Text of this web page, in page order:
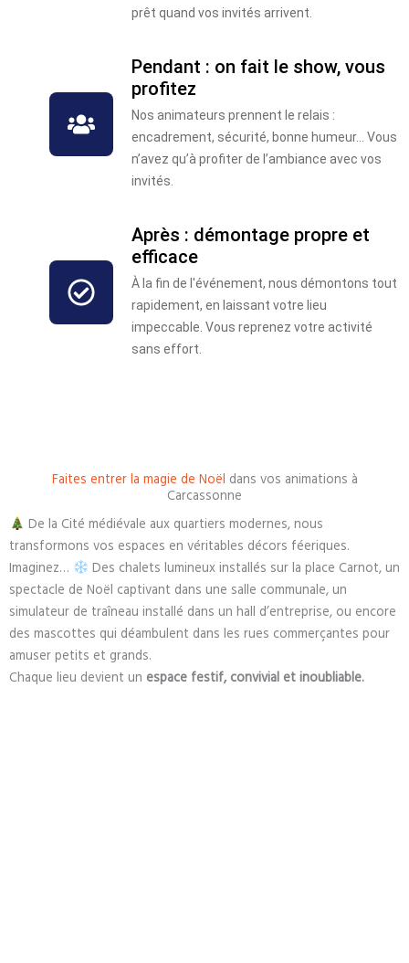
prêt quand vos invités arrivent.
Pendant : on fait le show, vous
profitez
Nos animateurs prennent le relais :
encadrement, sécurité, bonne humeur… Vous
n’avez qu’à profiter de l’ambiance avec vos
invités.
Après : démontage propre et
efficace
À la fin de l'événement, nous démontons tout
rapidement, en laissant votre lieu
impeccable. Vous reprenez votre activité
sans effort.
Faites entrer la magie de Noël dans vos animations à
Carcassonne
De la Cité médiévale aux quartiers modernes, nous
transformons vos espaces en véritables décors féeriques.
Imaginez…
Des chalets lumineux installés sur la place Carnot, un
spectacle de Noël captivant dans une salle communale, un
simulateur de traîneau installé dans un hall d’entreprise, ou encore
des mascottes qui déambulent dans les rues commerçantes pour
amuser petits et grands.
Chaque lieu devient un espace festif, convivial et inoubliable.